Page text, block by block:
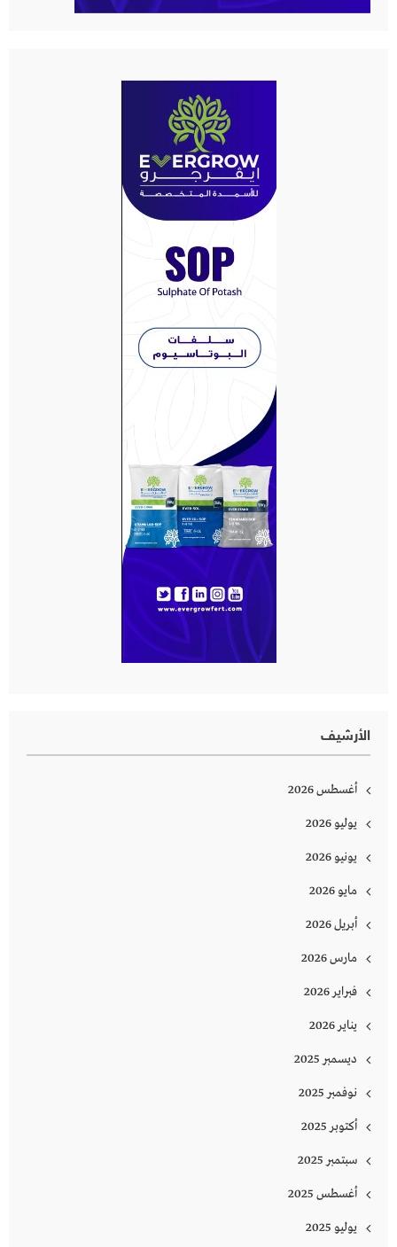
الأرشيف
أغسطس 2026
يوليو 2026
يونيو 2026
مايو 2026
أبريل 2026
مارس 2026
فبراير 2026
يناير 2026
ديسمبر 2025
نوفمبر 2025
أكتوبر 2025
سبتمبر 2025
أغسطس 2025
يوليو 2025